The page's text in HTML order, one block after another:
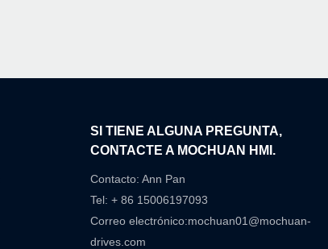
SI TIENE ALGUNA PREGUNTA,
CONTACTE A MOCHUAN HMI.
Contacto: Ann Pan
Tel: + 86 15006197093
Correo electrónico:mochuan01@mochuan-
drives.com